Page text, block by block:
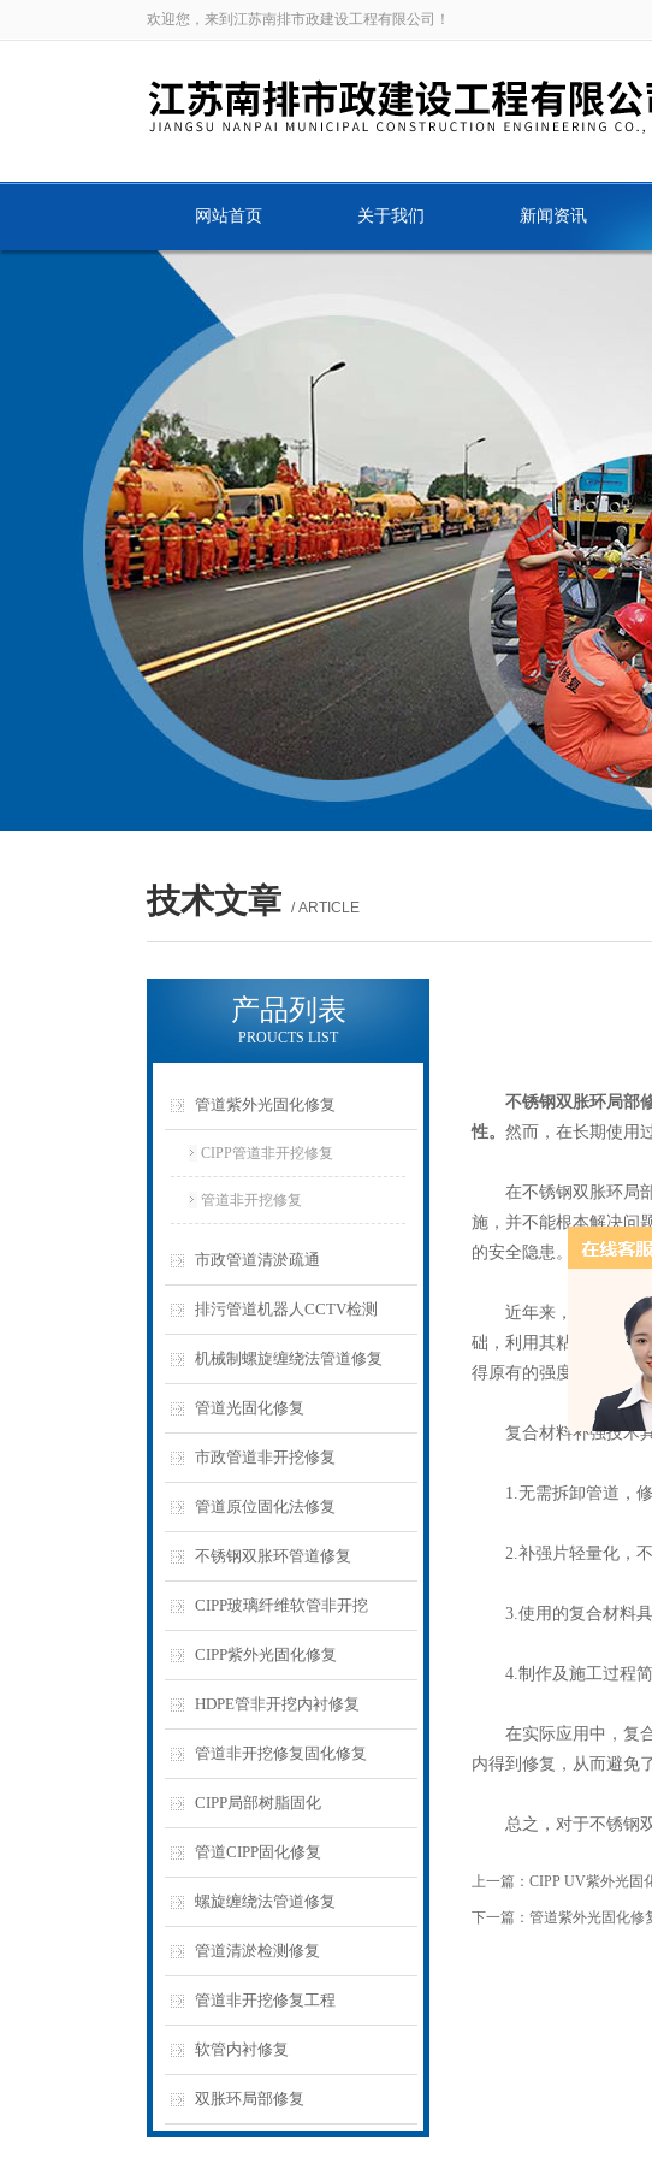
欢迎您，来到江苏南排市政建设工程有限公司！
网站首页 关于我们 新闻资讯
技术文章 / ARTICLE
产品列表
PROUCTS LIST
管道紫外光固化修复
CIPP管道非开挖修复
管道非开挖修复
市政管道清淤疏通
排污管道机器人CCTV检测
机械制螺旋缠绕法管道修复
管道光固化修复
市政管道非开挖修复
管道原位固化法修复
不锈钢双胀环管道修复
CIPP玻璃纤维软管非开挖
CIPP紫外光固化修复
HDPE管非开挖内衬修复
管道非开挖修复固化修复
CIPP局部树脂固化
管道CIPP固化修复
螺旋缠绕法管道修复
管道清淤检测修复
管道非开挖修复工程
软管内衬修复
双胀环局部修复
不锈钢双胀环局部
性。 然而，在长期使用
在不锈钢双胀环局部
施，并不能根本解决问
的安全隐患。
近年来，一种新型的
础，利用其粘结能力和
得原有的强度和稳定性
复合材料补强技术具
1.无需拆卸管道，修
2.补强片轻量化，不
3.使用的复合材料具
4.制作及施工过程简
在实际应用中，复合
内得到修复，从而避免
总之，对于不锈钢双
上一篇： CIPP UV紫外光固
下一篇： 管道紫外光固化修